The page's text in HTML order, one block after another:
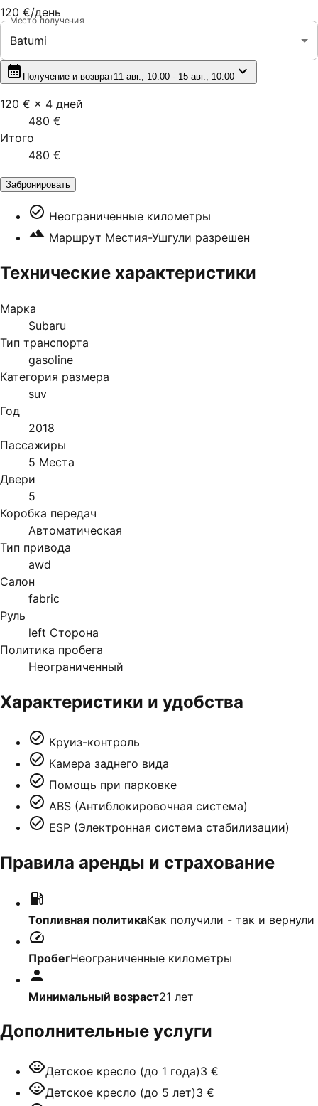
120 €/день
Место получения
Batumi
Получение и возврат11 авг., 10:00 - 15 авг., 10:00
120 € × 4 дней
480 €
Итого
480 €
Забронировать
Неограниченные километры
Маршрут Местия-Ушгули разрешен
Технические характеристики
Марка
Subaru
Тип транспорта
gasoline
Категория размера
suv
Год
2018
Пассажиры
5 Места
Двери
5
Коробка передач
Автоматическая
Тип привода
awd
Салон
fabric
Руль
left Сторона
Политика пробега
Неограниченный
Характеристики и удобства
Круиз-контроль
Камера заднего вида
Помощь при парковке
ABS (Антиблокировочная система)
ESP (Электронная система стабилизации)
Правила аренды и страхование
Топливная политикаКак получили - так и вернули
ПробегНеограниченные километры
Минимальный возраст21 лет
Дополнительные услуги
Детское кресло (до 1 года)3 €
Детское кресло (до 5 лет)3 €